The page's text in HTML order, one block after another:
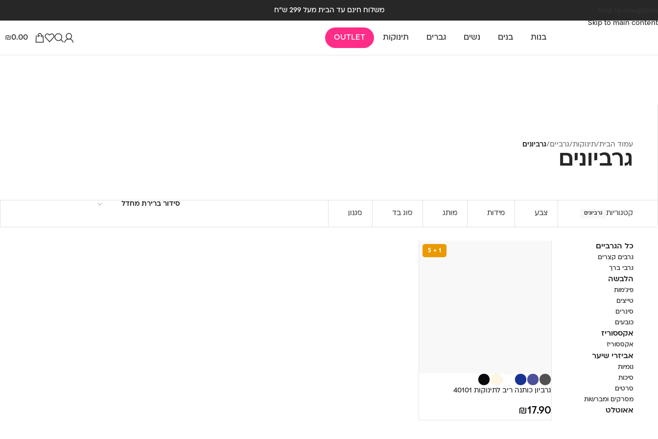
Skip to main content
משלוח חינם עד הבית מעל 299 ש"ח
בנות בנים נשים גברים תינוקות OUTLET
0.00
₪
עמוד הבית/תינוקות/גרביים /גרביונים
גרביונים
קטגוריות גרביונים צבע מידות מותג סוג בד סגנון
כל הגרביים
גרבים קצרים
גרבי ברך
הלבשה
פיג'מות
טייצים
סינרים
כובעים
אקססוריז
אקססוריז
אביזרי שיער
גומיות
סיכות
סרטים
מסרקים ומברשות
אאוטלט
1 + 5
גרביון כותנה ריב לתינוקות 40101
17.90
₪